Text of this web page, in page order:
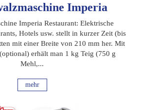
Imperia
Imperia Restaurant: Elektrische
Hotels usw. stellt in kurzer Zeit (bis
mit einer Breite von 210 mm her. Mit
erhält man 1 kg Teig (750 g
Mehl,...
mehr